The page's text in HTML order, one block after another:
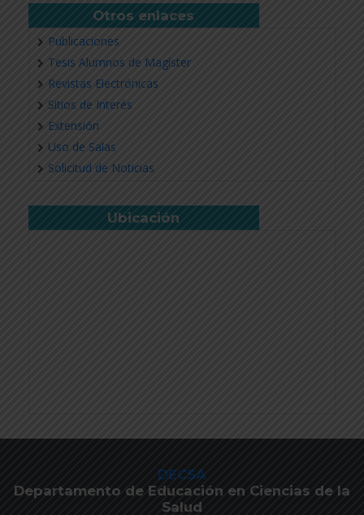
Otros enlaces
Publicaciones
Tesis Alumnos de Magíster
Revistas Electrónicas
Sitios de Interés
Extensión
Uso de Salas
Solicitud de Noticias
Ubicación
DECSA
Departamento de Educación en Ciencias de la
Salud